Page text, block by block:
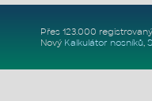
Přes 123.000
Nový Kalkulátor nosníků,